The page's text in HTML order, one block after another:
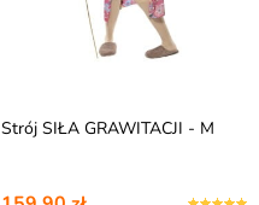
Strój SIŁA GRAWITACJI - M